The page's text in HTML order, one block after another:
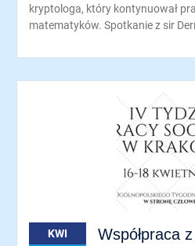
kryptologa, który kontynuował
matematyków. Spotkanie z sir
KWI
Współpraca